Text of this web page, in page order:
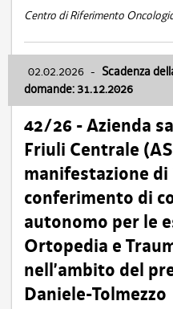
Centro di Riferimento
02.02.2026 - Scadenza
domande: 31.12.2026
42/26 - Azienda
Friuli Centrale
manifestazione
conferimento di
autonomo per le
Ortopedia e
nell’ambito del
Daniele-Tolmezzo